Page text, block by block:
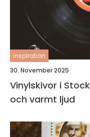
inspiration
30. November 2025
Vinylskivor i
och varmt ljud